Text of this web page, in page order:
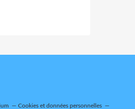
Cookies et données personnelles